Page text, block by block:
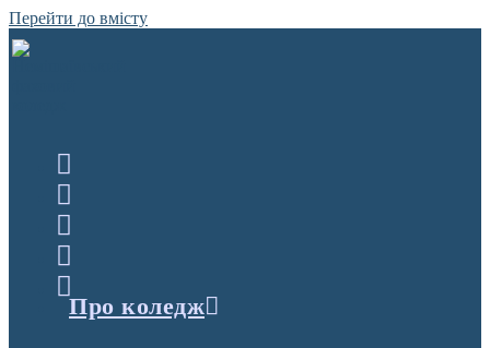
Перейти до вмісту
Про коледж